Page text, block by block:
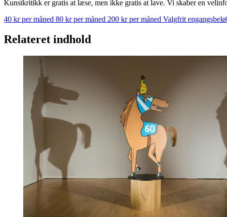
Kunstkritikk er gratis at læse, men ikke gratis at lave. Vi skaber en
40 kr per måned 80 kr per måned 200 kr per måned Valgfrit
Relateret indhold